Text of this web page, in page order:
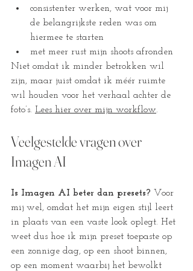
consistenter werken, wat voor mij
de belangrijkste reden was om
hiermee te starten
met meer rust mijn shoots afronden
Niet omdat ik minder betrokken wil
zijn, maar juist omdat ik méér ruimte
wil houden voor het verhaal achter de
foto’s. Lees hier over mijn workflow.
Veelgestelde vragen over
Imagen AI
Is Imagen AI beter dan presets? Voor
mij wel, omdat het mijn eigen stijl leert
in plaats van een vaste look oplegt. Het
weet dus hoe ik mijn preset toepaste op
een zonnige dag, op een shoot binnen,
op een moment waarbij het bewolkt